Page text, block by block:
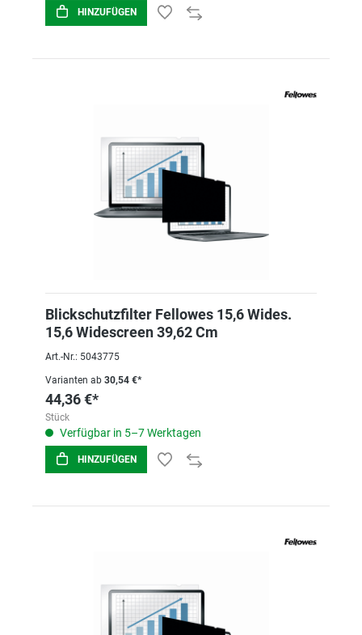
HINZUFÜGEN
Blickschutzfilter Fellowes 15,6 Wides.
15,6 Widescreen 39,62 Cm
Art.-Nr.: 5043775
Varianten ab 30,54 €*
44,36 €*
Stück
Verfügbar in 5–7 Werktagen
HINZUFÜGEN